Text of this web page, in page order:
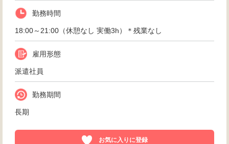
勤務時間
18:00～21:00（休憩なし 実働3h）＊残業なし
雇用形態
派遣社員
勤務期間
長期
お気に入りに登録